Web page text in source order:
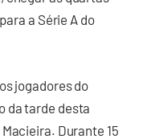
a Série A do
jogadores do
da tarde desta
Durante 15